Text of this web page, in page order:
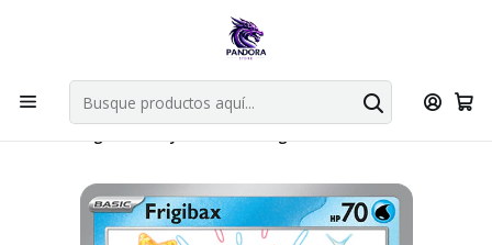
Por compras en cartas singles superiores a 49.990 el envio es
Explorar singles
Inicio Juegos de cartas TCG Pokémon TCG
Singles de Pokémon